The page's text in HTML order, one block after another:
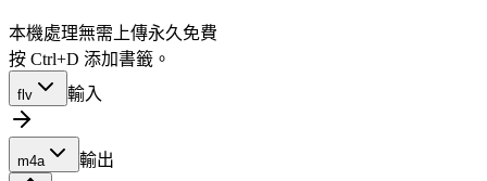
本機處理無需上傳永久免費
按 Ctrl+D 添加書籤。
flv 輸入
m4a 輸出